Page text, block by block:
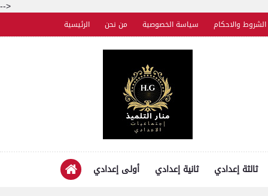
-->
الرئيسية من نحن سياسة الخصوصية الشروط والاحكام
أولى إعدادي ثانية إعدادي ثالثة إعدادي